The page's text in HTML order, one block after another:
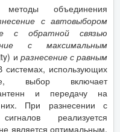
методы объединения
с автовыбором
с обратной связью
с максимальным
и разнесение с равным
использующих
выбор включает
и передачу на
При разнесении с
реализуется
является оптимальным,